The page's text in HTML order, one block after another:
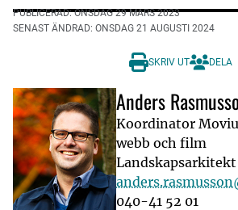
PUBLICERAD: ONSDAG 29 MARS 2023
SENAST ÄNDRAD: ONSDAG 21 AUGUSTI 2024
SKRIV UT DELA
Anders
Koordinator
webb och film
Landskapsarkitekt
040-41 52 01